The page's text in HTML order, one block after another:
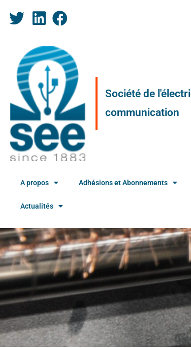
Société de
communication
A propos Adhésions et Abonnements
Actualités